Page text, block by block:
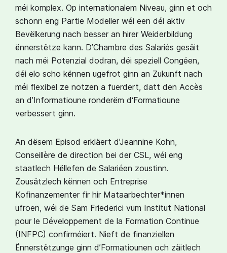
méi komplex. Op internationalem Niveau, ginn et och
schonn eng Partie Modeller wéi een déi aktiv
Bevëlkerung nach besser an hirer Weiderbildung
ënnerstëtze kann. D’Chambre des Salariés gesäit
nach méi Potenzial dodran, déi speziell Congéen,
déi elo scho kënnen ugefrot ginn an Zukunft nach
méi flexibel ze notzen a fuerdert, datt den Accès
an d’Informatioune ronderëm d‘Formatioune
verbessert ginn.
An dësem Episod erkläert d’Jeannine Kohn,
Conseillère de direction bei der CSL, wéi eng
staatlech Hëllefen de Salariéen zoustinn.
Zousätzlech kënnen och Entreprise
Kofinanzementer fir hir Mataarbechter*innen
ufroen, wéi de Sam Friederici vum Institut National
pour le Développement de la Formation Continue
(INFPC) confirméiert. Nieft de finanziellen
Ënnerstëtzunge ginn d’Formatiounen och zäitlech